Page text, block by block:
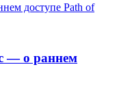
доступе Path of
— о раннем